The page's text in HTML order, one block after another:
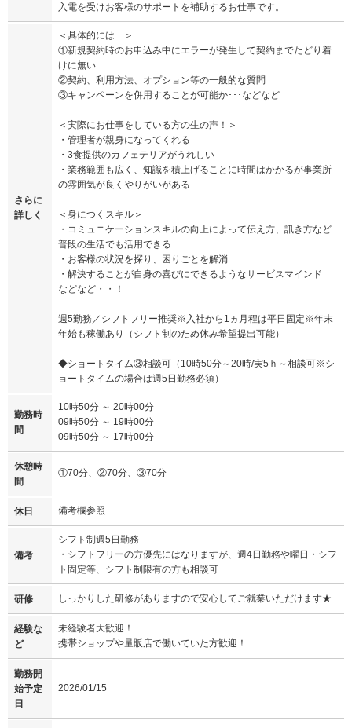
入電を受けお客様のサポートを補助するお仕事です。
さらに
詳しく
＜具体的には…＞
①新規契約時のお申込み中にエラーが発生して契約までたどり着
けに無い
②契約、利用方法、オプション等の一般的な質問
③キャンペーンを併用することが可能か･･･などなど
＜実際にお仕事をしている方の生の声！＞
・管理者が親身になってくれる
・3食提供のカフェテリアがうれしい
・業務範囲も広く、知識を積上げることに時間はかかるが事業所
の雰囲気が良くやりがいがある
＜身につくスキル＞
・コミュニケーションスキルの向上によって伝え方、訊き方など
普段の生活でも活用できる
・お客様の状況を探り、困りごとを解消
・解決することが自身の喜びにできるようなサービスマインド
などなど・・！
週5勤務／シフトフリー推奨※入社から1ヵ月程は平日固定※年末
年始も稼働あり（シフト制のため休み希望提出可能）
◆ショートタイム③相談可（10時50分～20時/実5ｈ～相談可※シ
ョートタイムの場合は週5日勤務必須）
勤務時
間
10時50分 ～ 20時00分
09時50分 ～ 19時00分
09時50分 ～ 17時00分
休憩時
間
①70分、②70分、③70分
休日 備考欄参照
備考
シフト制週5日勤務
・シフトフリーの方優先にはなりますが、週4日勤務や曜日・シフ
ト固定等、シフト制限有の方も相談可
研修 しっかりした研修がありますので安心してご就業いただけます★
経験な
ど
未経験者大歓迎！
携帯ショップや量販店で働いていた方歓迎！
勤務開
始予定
日
2026/01/15